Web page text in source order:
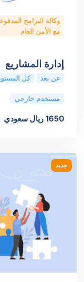
وكالة البرامج
مع الأمن العام
إدارة المشاريع
عن بعد كل
مستخدم خارجي
1650 ريال سعودي
جديد